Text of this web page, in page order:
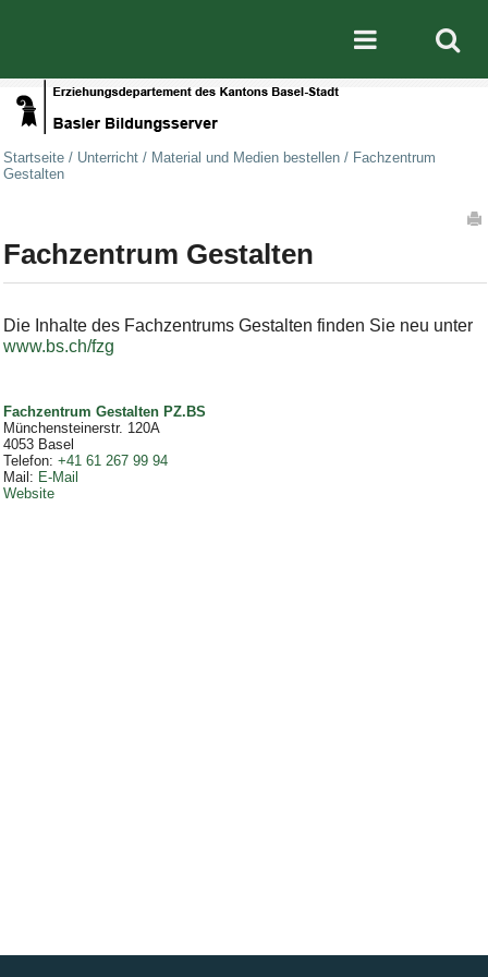
Mobile
Startseite / Unterricht / Material und Medien bestellen / Fachzentrum
Gestalten
Fachzentrum Gestalten
Die Inhalte des Fachzentrums Gestalten finden Sie neu unter
www.bs.ch/fzg
Fachzentrum Gestalten PZ.BS
Münchensteinerstr. 120A
4053 Basel
Telefon: +41 61 267 99 94
Mail : E-Mail
Website